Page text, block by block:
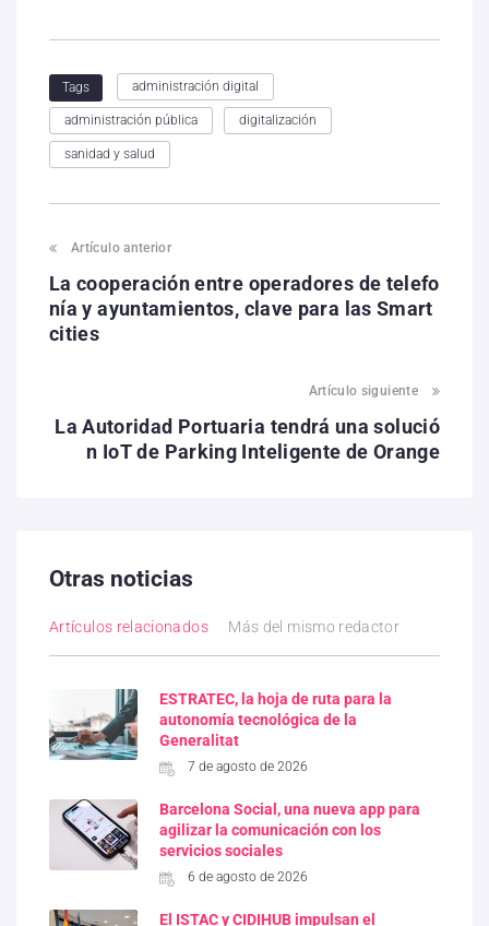
Tags administración digital
administración pública digitalización
sanidad y salud
Artículo anterior
La cooperación entre operadores de telefo
nía y ayuntamientos, clave para las Smart
cities
Artículo siguiente
La Autoridad Portuaria tendrá una solució
n IoT de Parking Inteligente de Orange
Otras noticias
Artículos relacionados Más del mismo redactor
ESTRATEC, la hoja de ruta para la
autonomía tecnológica de la
Generalitat
7 de agosto de 2026
Barcelona Social, una nueva app para
agilizar la comunicación con los
servicios sociales
6 de agosto de 2026
El ISTAC y CIDIHUB impulsan el